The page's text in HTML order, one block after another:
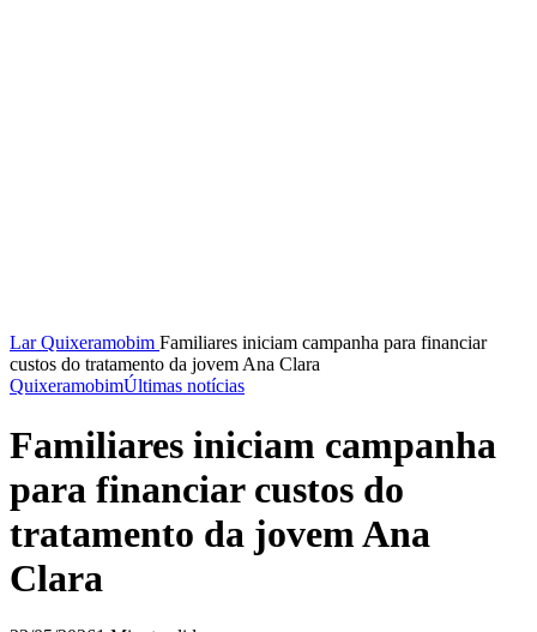
LarQuixeramobim Familiares iniciam campanha para financiar
custos do tratamento da jovem Ana Clara
QuixeramobimÚltimas notícias
Familiares iniciam campanha
para financiar custos do
tratamento da jovem Ana
Clara